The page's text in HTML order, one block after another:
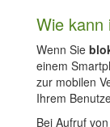
Wie kann
Wenn Sie
einem
zur mobilen
Ihrem
Bei Aufruf